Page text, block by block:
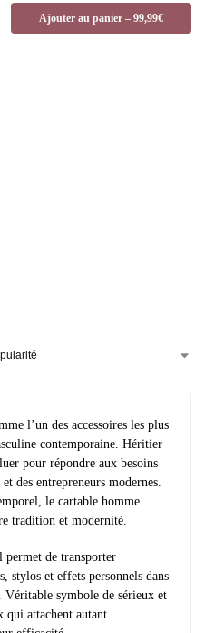
Ajouter au panier – 99,99€
l’un des accessoires les plus
contemporaine. Héritier
pour répondre aux besoins
des entrepreneurs modernes.
le cartable homme
tradition et modernité.
permet de transporter
stylos et effets personnels dans
Véritable symbole de sérieux et
qui attachent autant